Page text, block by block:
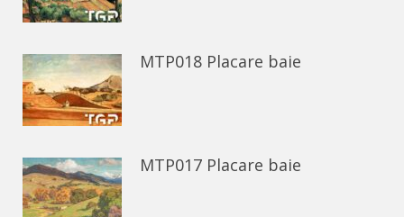
MTP018 Placare baie
MTP017 Placare baie